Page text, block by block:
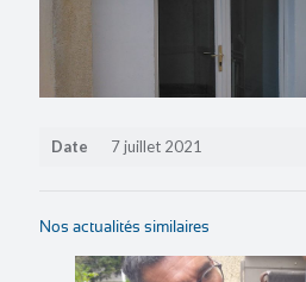
Date 7 juillet 2021
Nos actualités similaires